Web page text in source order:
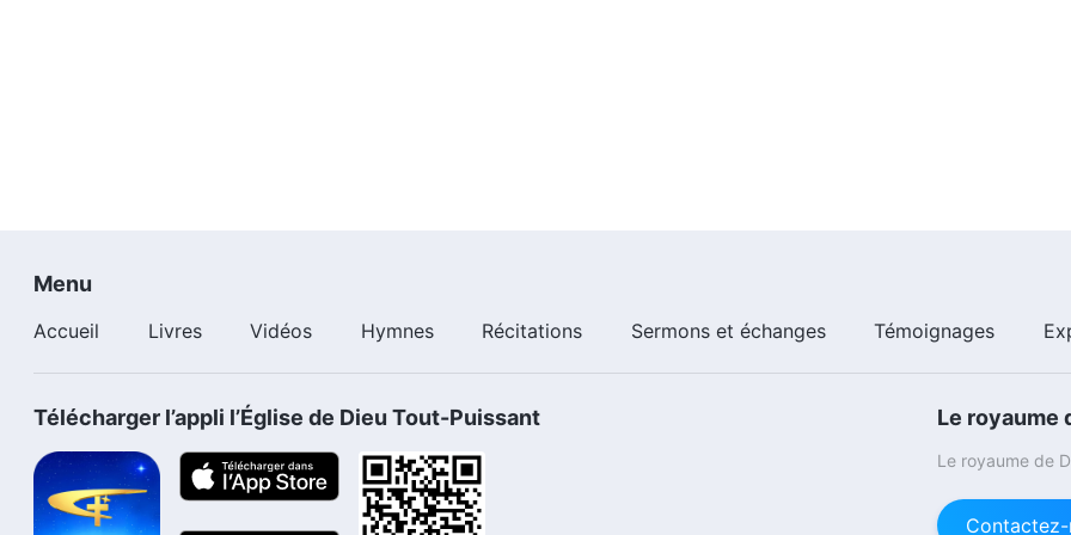
Menu
Accueil Livres Vidéos Hymnes Récitations Sermons et échanges Témoignages
Télécharger l’appli l’Église de Dieu Tout-Puissant Le royaume
Le royaume de